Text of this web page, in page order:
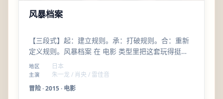
风暴档案
【三段式】起：建立规则。承：打破规则。合：重新
定义规则。风暴档案 在 电影 类型里把这套玩得挺
圆；林超贤 的镜头语言很克制。
地区 日本
主演
朱一龙 / 肖央 / 雷佳音
冒险·2015· 电影